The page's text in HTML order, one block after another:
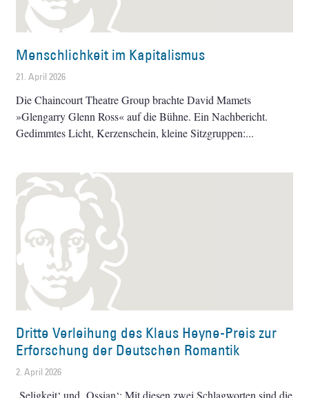
Menschlichkeit im Kapitalismus
21. April 2026
Die Chaincourt Theatre Group brachte David Mamets
»Glengarry Glenn Ross« auf die Bühne. Ein Nachbericht.
Gedimmtes Licht, Kerzenschein, kleine Sitzgruppen:
Dritte Verleihung des Klaus Heyne-Preis zur
Erforschung der Deutschen Romantik
2. April 2026
‚Seligkeit‘ und ‚Ossian‘: Mit diesen zwei Schlagworten sind die